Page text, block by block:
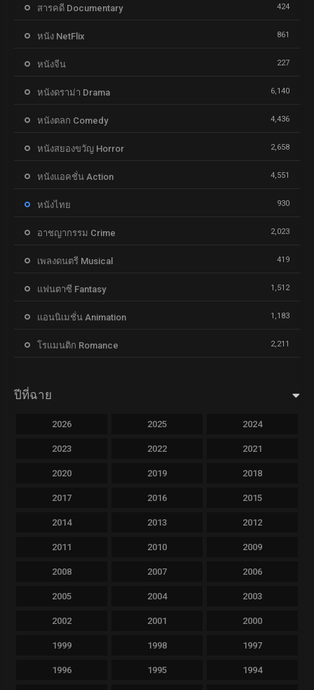
สารคดี Documentary 424
หนัง NetFlix 861
หนังจีน 227
หนังดราม่า Drama 6,140
หนังตลก Comedy 4,436
หนังสยองขวัญ Horror 2,658
หนังแอคชั่น Action 4,551
หนังไทย 930
อาชญากรรม Crime 2,023
เพลงดนตรี Musical 419
แฟนตาซี Fantasy 1,512
แอนนิเมชั่น Animation 1,183
โรแมนติก Romance 2,211
ปีที่ฉาย
2026 2025 2024
2023 2022 2021
2020 2019 2018
2017 2016 2015
2014 2013 2012
2011 2010 2009
2008 2007 2006
2005 2004 2003
2002 2001 2000
1999 1998 1997
1996 1995 1994